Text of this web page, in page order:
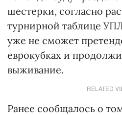
шестерки, согласно
турнирной таблице
уже не сможет
еврокубках и
выживание.
RELATED
Ранее сообщалось о